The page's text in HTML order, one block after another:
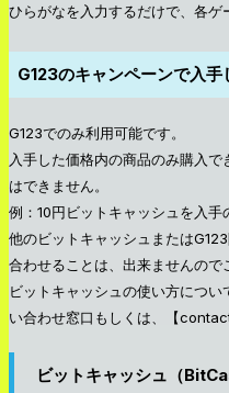
ひらがなを入力するだけで、各ゲ
G123のキャンペーンで入
G123でのみ利用可能です。
入手した価格内の商品のみ購入
はできません。
例：10円ビットキャッシュを入
他のビットキャッシュまたは
合わせることは、出来ませんので
ビットキャッシュの使い方につ
い合わせ窓口もしくは、【
ビットキャッシュ（